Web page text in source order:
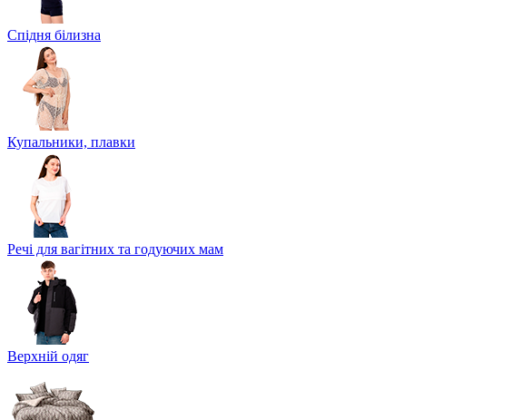
Спідня білизна
Купальники, плавки
Речі для вагітних та годуючих мам
Верхній одяг